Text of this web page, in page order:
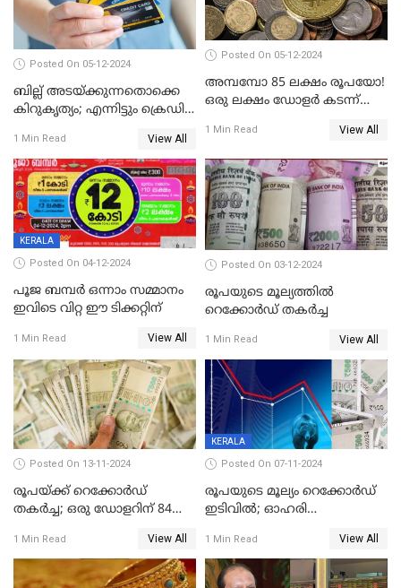
Posted On 05-12-2024
ബില്ല് അടയ്ക്കുന്നതൊക്കെ
കിറുകൃത്യം; എന്നിട്ടും ക്രെഡിറ്റ്
കൂടുന്നില്ലേ? കാരണം ഇതാണ്
1 Min Read View All
Posted On 05-12-2024
അമ്പമ്പോ 85 ലക്ഷം രൂപയോ!
ഒരു ലക്ഷം ഡോളർ കടന്ന്
1 Min Read View All
KERALA
Posted On 04-12-2024
പൂജ ബമ്പർ ഒന്നാം സമ്മാനം
ഇവിടെ വിറ്റ ഈ ടിക്കറ്റിന്
1 Min Read View All
Posted On 03-12-2024
രൂപയുടെ മൂല്യത്തില്‍
റെക്കോര്‍ഡ് തകര്‍ച്ച
1 Min Read View All
Posted On 13-11-2024
രൂപയ്ക്ക് റെക്കോർഡ്
തകര്‍ച്ച; ഒരു ഡോളറിന് 84
വിനിമയ മൂല്യം
1 Min Read View All
KERALA
Posted On 07-11-2024
രൂപയുടെ മൂല്യം റെക്കോർഡ്
ഇടിവിൽ; ഓഹരി
സെന്‍സെക്‌സ് 80,000ല്‍
താഴെ
1 Min Read View All